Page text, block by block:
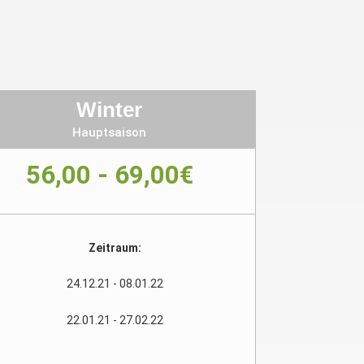
Winter
Hauptsaison
56,00 - 69,00€
Zeitraum:
24.12.21 - 08.01.22
22.01.21 - 27.02.22